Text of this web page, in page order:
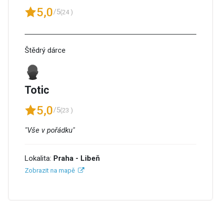
5,0/5(24 )
Štědrý dárce
Totic
5,0/5(23 )
"Vše v pořádku"
Lokalita: Praha - Libeň
Zobrazit na mapě